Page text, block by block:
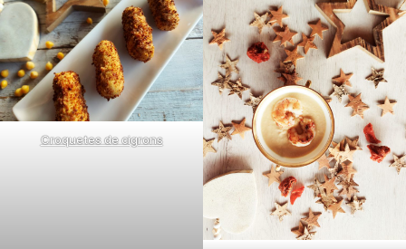
Croquetes de cigrons